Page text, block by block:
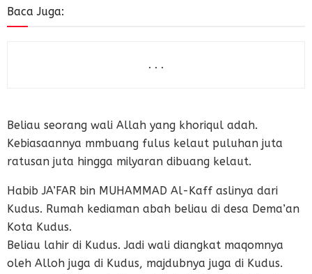
Baca Juga:
. . .
Beliau seorang wali Allah yang khoriqul adah.
Kebiasaannya mmbuang fulus kelaut puluhan juta
ratusan juta hingga milyaran dibuang kelaut.
Habib JA’FAR bin MUHAMMAD Al-Kaff aslinya dari
Kudus. Rumah kediaman abah beliau di desa Dema’an
Kota Kudus.
Beliau lahir di Kudus. Jadi wali diangkat maqomnya
oleh Alloh juga di Kudus, majdubnya juga di Kudus.